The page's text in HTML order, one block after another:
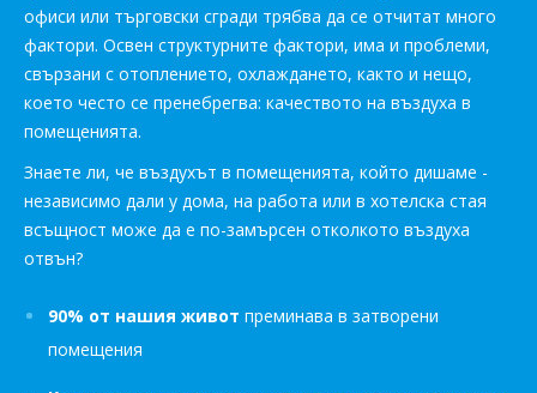
офиси или търговски сгради трябва да се отчитат много
фактори. Освен структурните фактори, има и проблеми,
свързани с отоплението, охлаждането, както и нещо,
което често се пренебрегва: качеството на въздуха в
помещенията.
Знаете ли, че въздухът в помещенията, който дишаме -
независимо дали у дома, на работа или в хотелска стая
всъщност може да е по-замърсен отколкото въздуха
отвън?
90% от нашия живот преминава в затворени
помещения